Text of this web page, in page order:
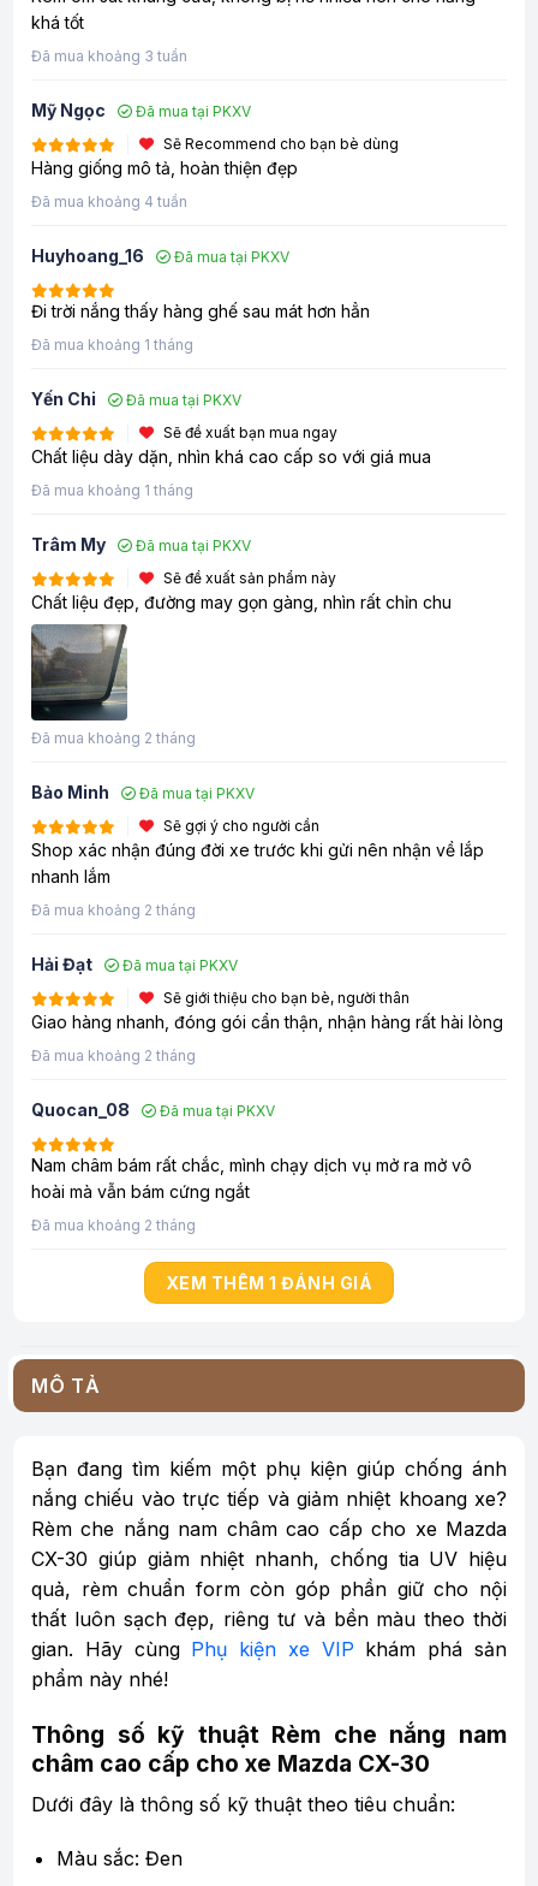
MÔ TẢ
Bạn đang tìm kiếm một phụ kiện giúp chống ánh
nắng chiếu vào trực tiếp và giảm nhiệt khoang xe?
Rèm che nắng nam châm cao cấp cho xe Mazda
CX-30 giúp giảm nhiệt nhanh, chống tia UV hiệu
quả, rèm chuẩn form còn góp phần giữ cho nội
thất luôn sạch đẹp, riêng tư và bền màu theo thời
gian. Hãy cùng Phụ kiện xe VIP khám phá sản
phẩm này nhé!
Thông số kỹ thuật Rèm che nắng nam
châm cao cấp cho xe Mazda CX-30
Dưới đây là thông số kỹ thuật theo tiêu chuẩn:
Màu sắc: Đen
khá tốt
Đã mua khoảng 3 tuần
Mỹ Ngọc
Đã mua tại PKXV
Sẽ Recommend cho bạn bè dùng
Hàng giống mô tả, hoàn thiện đẹp
Đã mua khoảng 4 tuần
Huyhoang_16 Đã mua tại PKXV
Đi trời nắng thấy hàng ghế sau mát hơn hẳn
Đã mua khoảng 1 tháng
Yến Chi
Đã mua tại PKXV
Sẽ đề xuất bạn mua ngay
Chất liệu dày dặn, nhìn khá cao cấp so với giá mua
Đã mua khoảng 1 tháng
Trâm My
Đã mua tại PKXV
Sẽ đề xuất sản phẩm này
Chất liệu đẹp, đường may gọn gàng, nhìn rất chỉn chu
Đã mua khoảng 2 tháng
Bảo Minh
Đã mua tại PKXV
Sẽ gợi ý cho người cần
Shop xác nhận đúng đời xe trước khi gửi nên nhận về lắp
nhanh lắm
Đã mua khoảng 2 tháng
Hải Đạt
Đã mua tại PKXV
Sẽ giới thiệu cho bạn bè, người thân
Giao hàng nhanh, đóng gói cẩn thận, nhận hàng rất hài lòng
Đã mua khoảng 2 tháng
Quocan_08 Đã mua tại PKXV
Nam châm bám rất chắc, mình chạy dịch vụ mở ra mở vô
hoài mà vẫn bám cứng ngắt
Đã mua khoảng 2 tháng
XEM THÊM 1 ĐÁNH GIÁ